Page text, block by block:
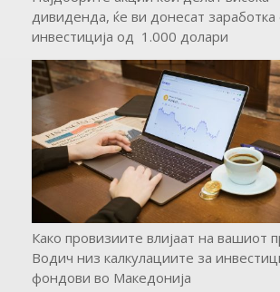
дивиденда, ќе ви донесат заработка
инвестиција од 1.000 долари
Како провизиите влијаат на вашиот
Водич низ калкулациите за
фондови во Mакедонија